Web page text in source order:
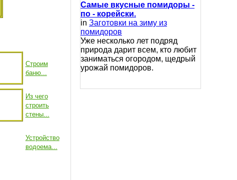
Строим
баню...
Из чего
строить
стены...
Устройство
водоема...
Самые вкусные помидоры -
по - корейски.
in Заготовки на зиму из
помидоров
Уже несколько лет подряд
природа дарит всем, кто любит
заниматься огородом, щедрый
урожай помидоров.